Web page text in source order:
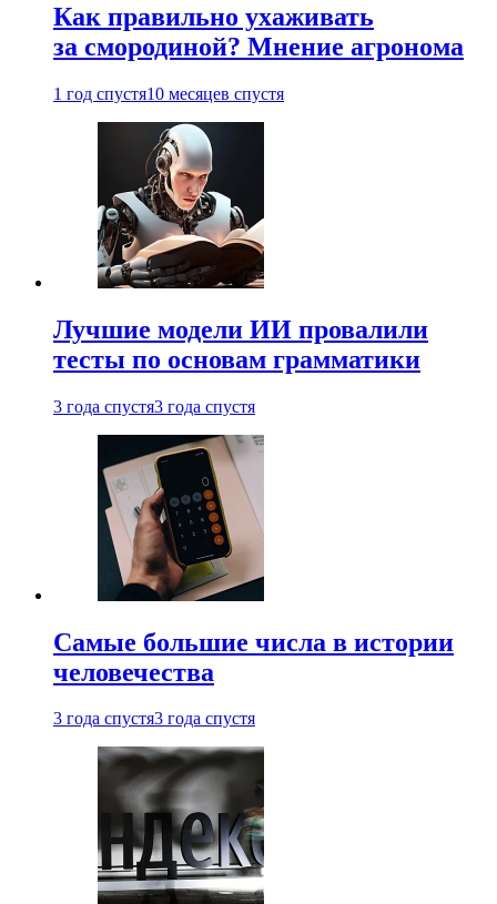
Как правильно ухаживать
за смородиной? Мнение агронома
1 год спустя10 месяцев спустя
Лучшие модели ИИ провалили
тесты по основам грамматики
3 года спустя3 года спустя
Самые большие числа в истории
человечества
3 года спустя3 года спустя